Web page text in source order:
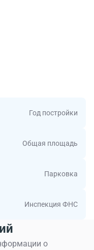
Год постройки
Общая площадь
Парковка
Инспекция ФНС
о